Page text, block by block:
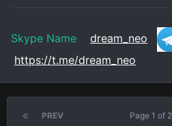
Skype Name dream_neo
https://t.me/dream_neo
PREV Page 1 of 2